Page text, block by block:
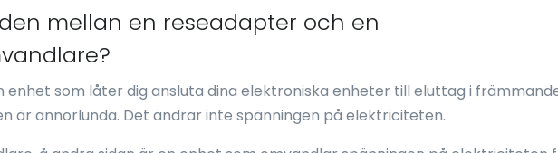
mellan en reseadapter och en
enhet som låter dig ansluta dina elektroniska enheter till eluttag i
är annorlunda. Det ändrar inte spänningen på elektriciteten.